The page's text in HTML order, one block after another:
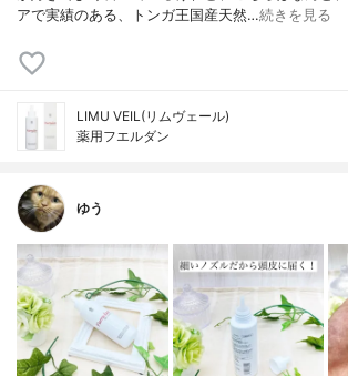
アで実績のある、トンガ王国産天然…続きを見る
LIMU VEIL(リムヴェール)
薬用フエルダン
ゆう